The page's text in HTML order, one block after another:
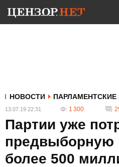
НОВОСТИ
13.07.19 22:31 1 300
Партии уже
предвыборную
более 500